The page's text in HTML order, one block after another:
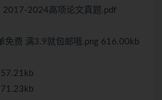
2017-2024高项论文真题.pdf
免费 满3.9就包邮哦.png 616.00kb